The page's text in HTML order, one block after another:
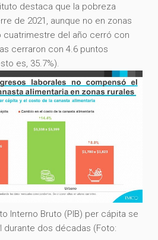
destaca que la pobreza
de 2021, aunque no en zonas
cuatrimestre del año cerró con
cerraron con 4.6 puntos
es, 35.7%).
Interno Bruto (PIB) per cápita se
durante dos décadas (Foto: